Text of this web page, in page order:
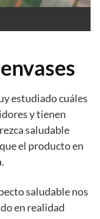
estudiado cuáles
y tienen
saludable
el producto en
saludable nos
en realidad